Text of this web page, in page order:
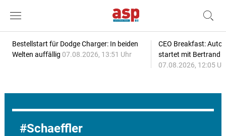
Bestellstart für Dodge Charger: In beiden
Welten auffällig 07.08.2026, 13:51 Uhr
CEO Breakfast:
startet mit Bertrand
07.08.2026, 12:05
Schaeffler